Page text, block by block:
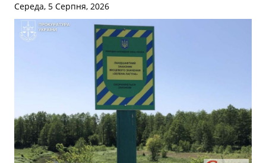
Середа, 5 Серпня, 2026